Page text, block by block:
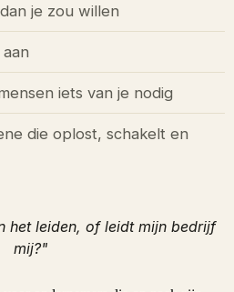
je zou willen
iets van je nodig
die oplost, schakelt en
het leiden, of leidt mijn bedrijf
mij?"